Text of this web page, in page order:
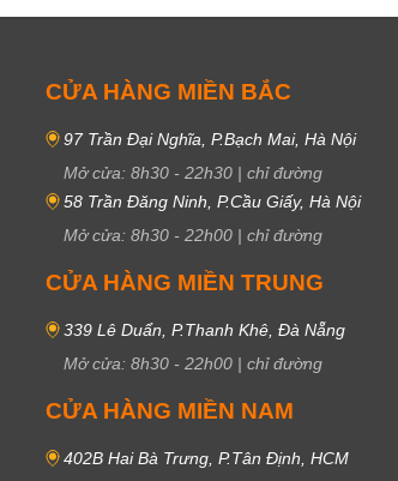
CỬA HÀNG MIỀN BẮC
97 Trần Đại Nghĩa, P.Bạch Mai, Hà Nội
Mở cửa: 8h30 - 22h30 | chỉ đường
58 Trần Đăng Ninh, P.Cầu Giấy, Hà Nội
Mở cửa: 8h30 - 22h00 | chỉ đường
CỬA HÀNG MIỀN TRUNG
339 Lê Duẩn, P.Thanh Khê, Đà Nẵng
Mở cửa: 8h30 - 22h00 | chỉ đường
CỬA HÀNG MIỀN NAM
402B Hai Bà Trưng, P.Tân Định, HCM